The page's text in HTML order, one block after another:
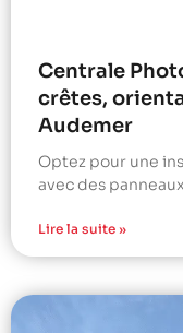
Centrale
crêtes,
Audemer
Optez pour une
avec des
Lire la suite »